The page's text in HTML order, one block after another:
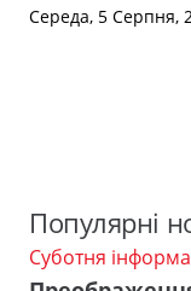
Середа, 5 Серпня,
Популярні
Суботня